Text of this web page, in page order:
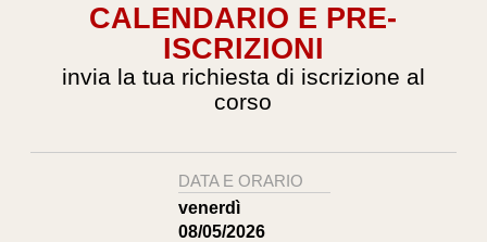
CALENDARIO E PRE-
ISCRIZIONI
invia la tua richiesta di iscrizione al
corso
DATA E ORARIO
venerdì
08/05/2026